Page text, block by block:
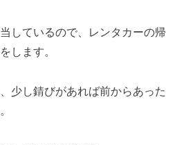
しているので、レンタカーの帰
します。
少し錆びがあれば前からあった